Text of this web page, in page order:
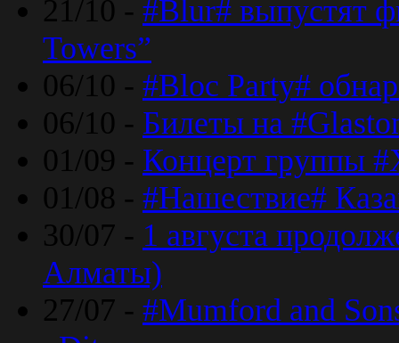
21/10 - #Blur# выпустят
Towers”
06/10 - #Bloc Party#
06/10 - Билеты на
01/09 - Концерт группы
01/08 - #Нашествие#
30/07 - 1 августа
Алматы)
27/07 - #Mumford and